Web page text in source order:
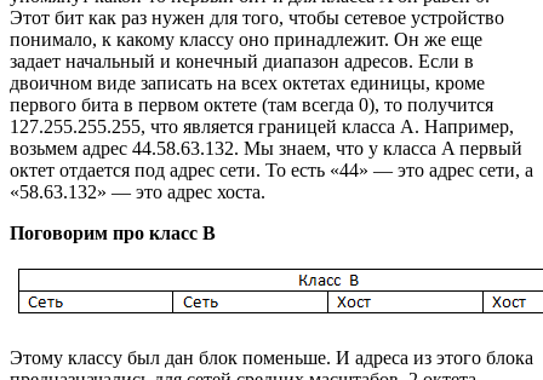
Этот бит как раз нужен для того, чтобы сетевое устройство
понимало, к какому классу оно принадлежит. Он же еще
задает начальный и конечный диапазон адресов. Если в
двоичном виде записать на всех октетах единицы, кроме
первого бита в первом октете (там всегда 0), то получится
127.255.255.255, что является границей класса A. Например,
возьмем адрес 44.58.63.132. Мы знаем, что у класса A первый
октет отдается под адрес сети. То есть «44» — это адрес сети, а
«58.63.132» — это адрес хоста.
Поговорим про класс B
Этому классу был дан блок поменьше. И адреса из этого блока